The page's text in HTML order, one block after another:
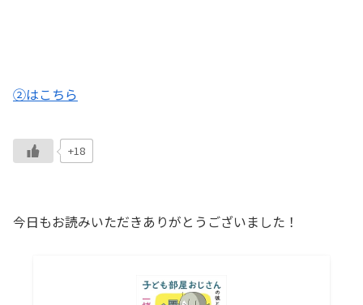
②はこちら
+18
今日もお読みいただきありがとうございました！